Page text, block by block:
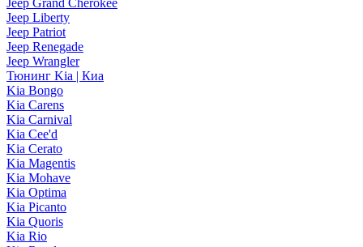
Jeep Grand Cherokee
Jeep Liberty
Jeep Patriot
Jeep Renegade
Jeep Wrangler
Тюнинг Kia | Киа
Kia Bongo
Kia Carens
Kia Carnival
Kia Cee'd
Kia Cerato
Kia Magentis
Kia Mohave
Kia Optima
Kia Picanto
Kia Quoris
Kia Rio